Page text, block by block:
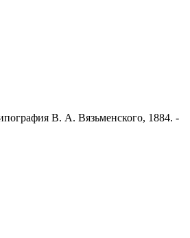
В. А. Вязьменского, 1884. -